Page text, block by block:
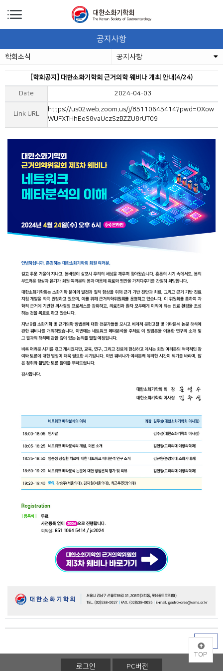
공지사항
학회소식 공지사항
[학회공지] 대한소화기학회 근거의학 웨비나 개최 안내(4/24)
Date 2024-04-03
Link URL
https://us02web.zoom.us/j/85110645414?pwd=OXow
WUFXTHhEeS8vaUczSzBZZU8rUT09
목록
TOP
로그인
PC버전